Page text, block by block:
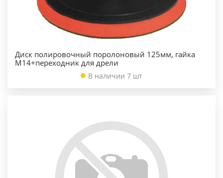
Диск полировочный поролоновый 125мм, гайка
М14+переходник для дрели
В наличии 7 шт